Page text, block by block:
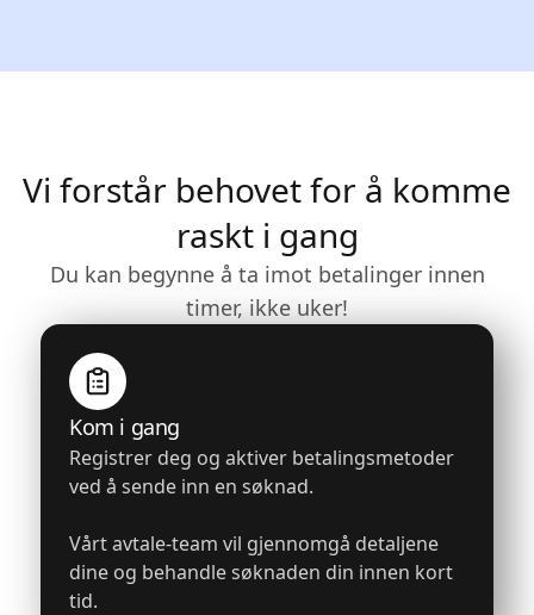
Vi forstår behovet for å komme
raskt i gang
Du kan begynne å ta imot betalinger innen
timer, ikke uker!
Kom i gang
Registrer deg og aktiver betalingsmetoder
ved å sende inn en søknad.
Vårt avtale-team vil gjennomgå detaljene
dine og behandle søknaden din innen kort
tid.